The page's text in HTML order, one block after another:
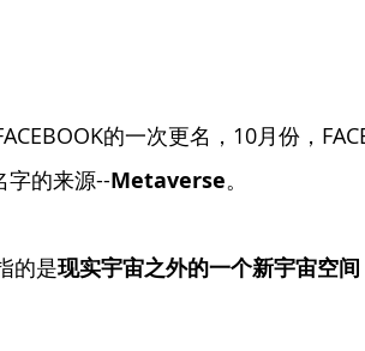
的一次更名，10月份，
字的来源--Metaverse。
的是现实宇宙之外的一个新宇宙空间